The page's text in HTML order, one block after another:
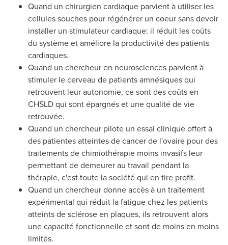
Quand un chirurgien cardiaque parvient à utiliser les
cellules souches pour régénérer un coeur sans devoir
installer un stimulateur cardiaque: il réduit les coûts
du système et améliore la productivité des patients
cardiaques.
Quand un chercheur en neurosciences parvient à
stimuler le cerveau de patients amnésiques qui
retrouvent leur autonomie, ce sont des coûts en
CHSLD qui sont épargnés et une qualité de vie
retrouvée.
Quand un chercheur pilote un essai clinique offert à
des patientes atteintes de cancer de l'ovaire pour des
traitements de chimiothérapie moins invasifs leur
permettant de demeurer au travail pendant la
thérapie, c'est toute la société qui en tire profit.
Quand un chercheur donne accès à un traitement
expérimental qui réduit la fatigue chez les patients
atteints de sclérose en plaques, ils retrouvent alors
une capacité fonctionnelle et sont de moins en moins
limités.